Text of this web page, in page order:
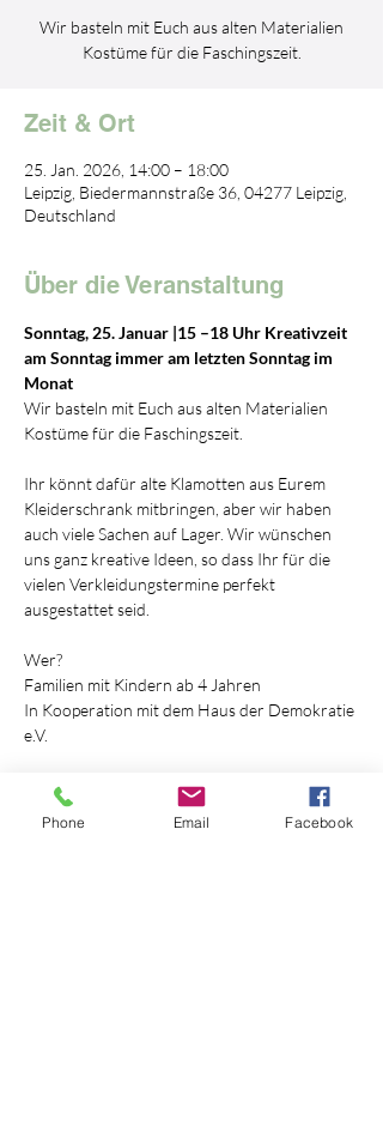
Wir basteln mit Euch aus alten Materialien
Kostüme für die Faschingszeit.
Zeit & Ort
25. Jan. 2026, 14:00 – 18:00
Leipzig, Biedermannstraße 36, 04277 Leipzig,
Deutschland
Über die Veranstaltung
Sonntag, 25. Januar |15 –18 Uhr Kreativzeit
am Sonntag immer am letzten Sonntag im
Monat
Wir basteln mit Euch aus alten Materialien
Kostüme für die Faschingszeit.
Ihr könnt dafür alte Klamotten aus Eurem
Kleiderschrank mitbringen, aber wir haben
auch viele Sachen auf Lager. Wir wünschen
uns ganz kreative Ideen, so dass Ihr für die
vielen Verkleidungstermine perfekt
ausgestattet seid.
Wer?
Familien mit Kindern ab 4 Jahren
In Kooperation mit dem Haus der Demokratie
e.V.
Mehr anzeigen
Phone Email Facebook